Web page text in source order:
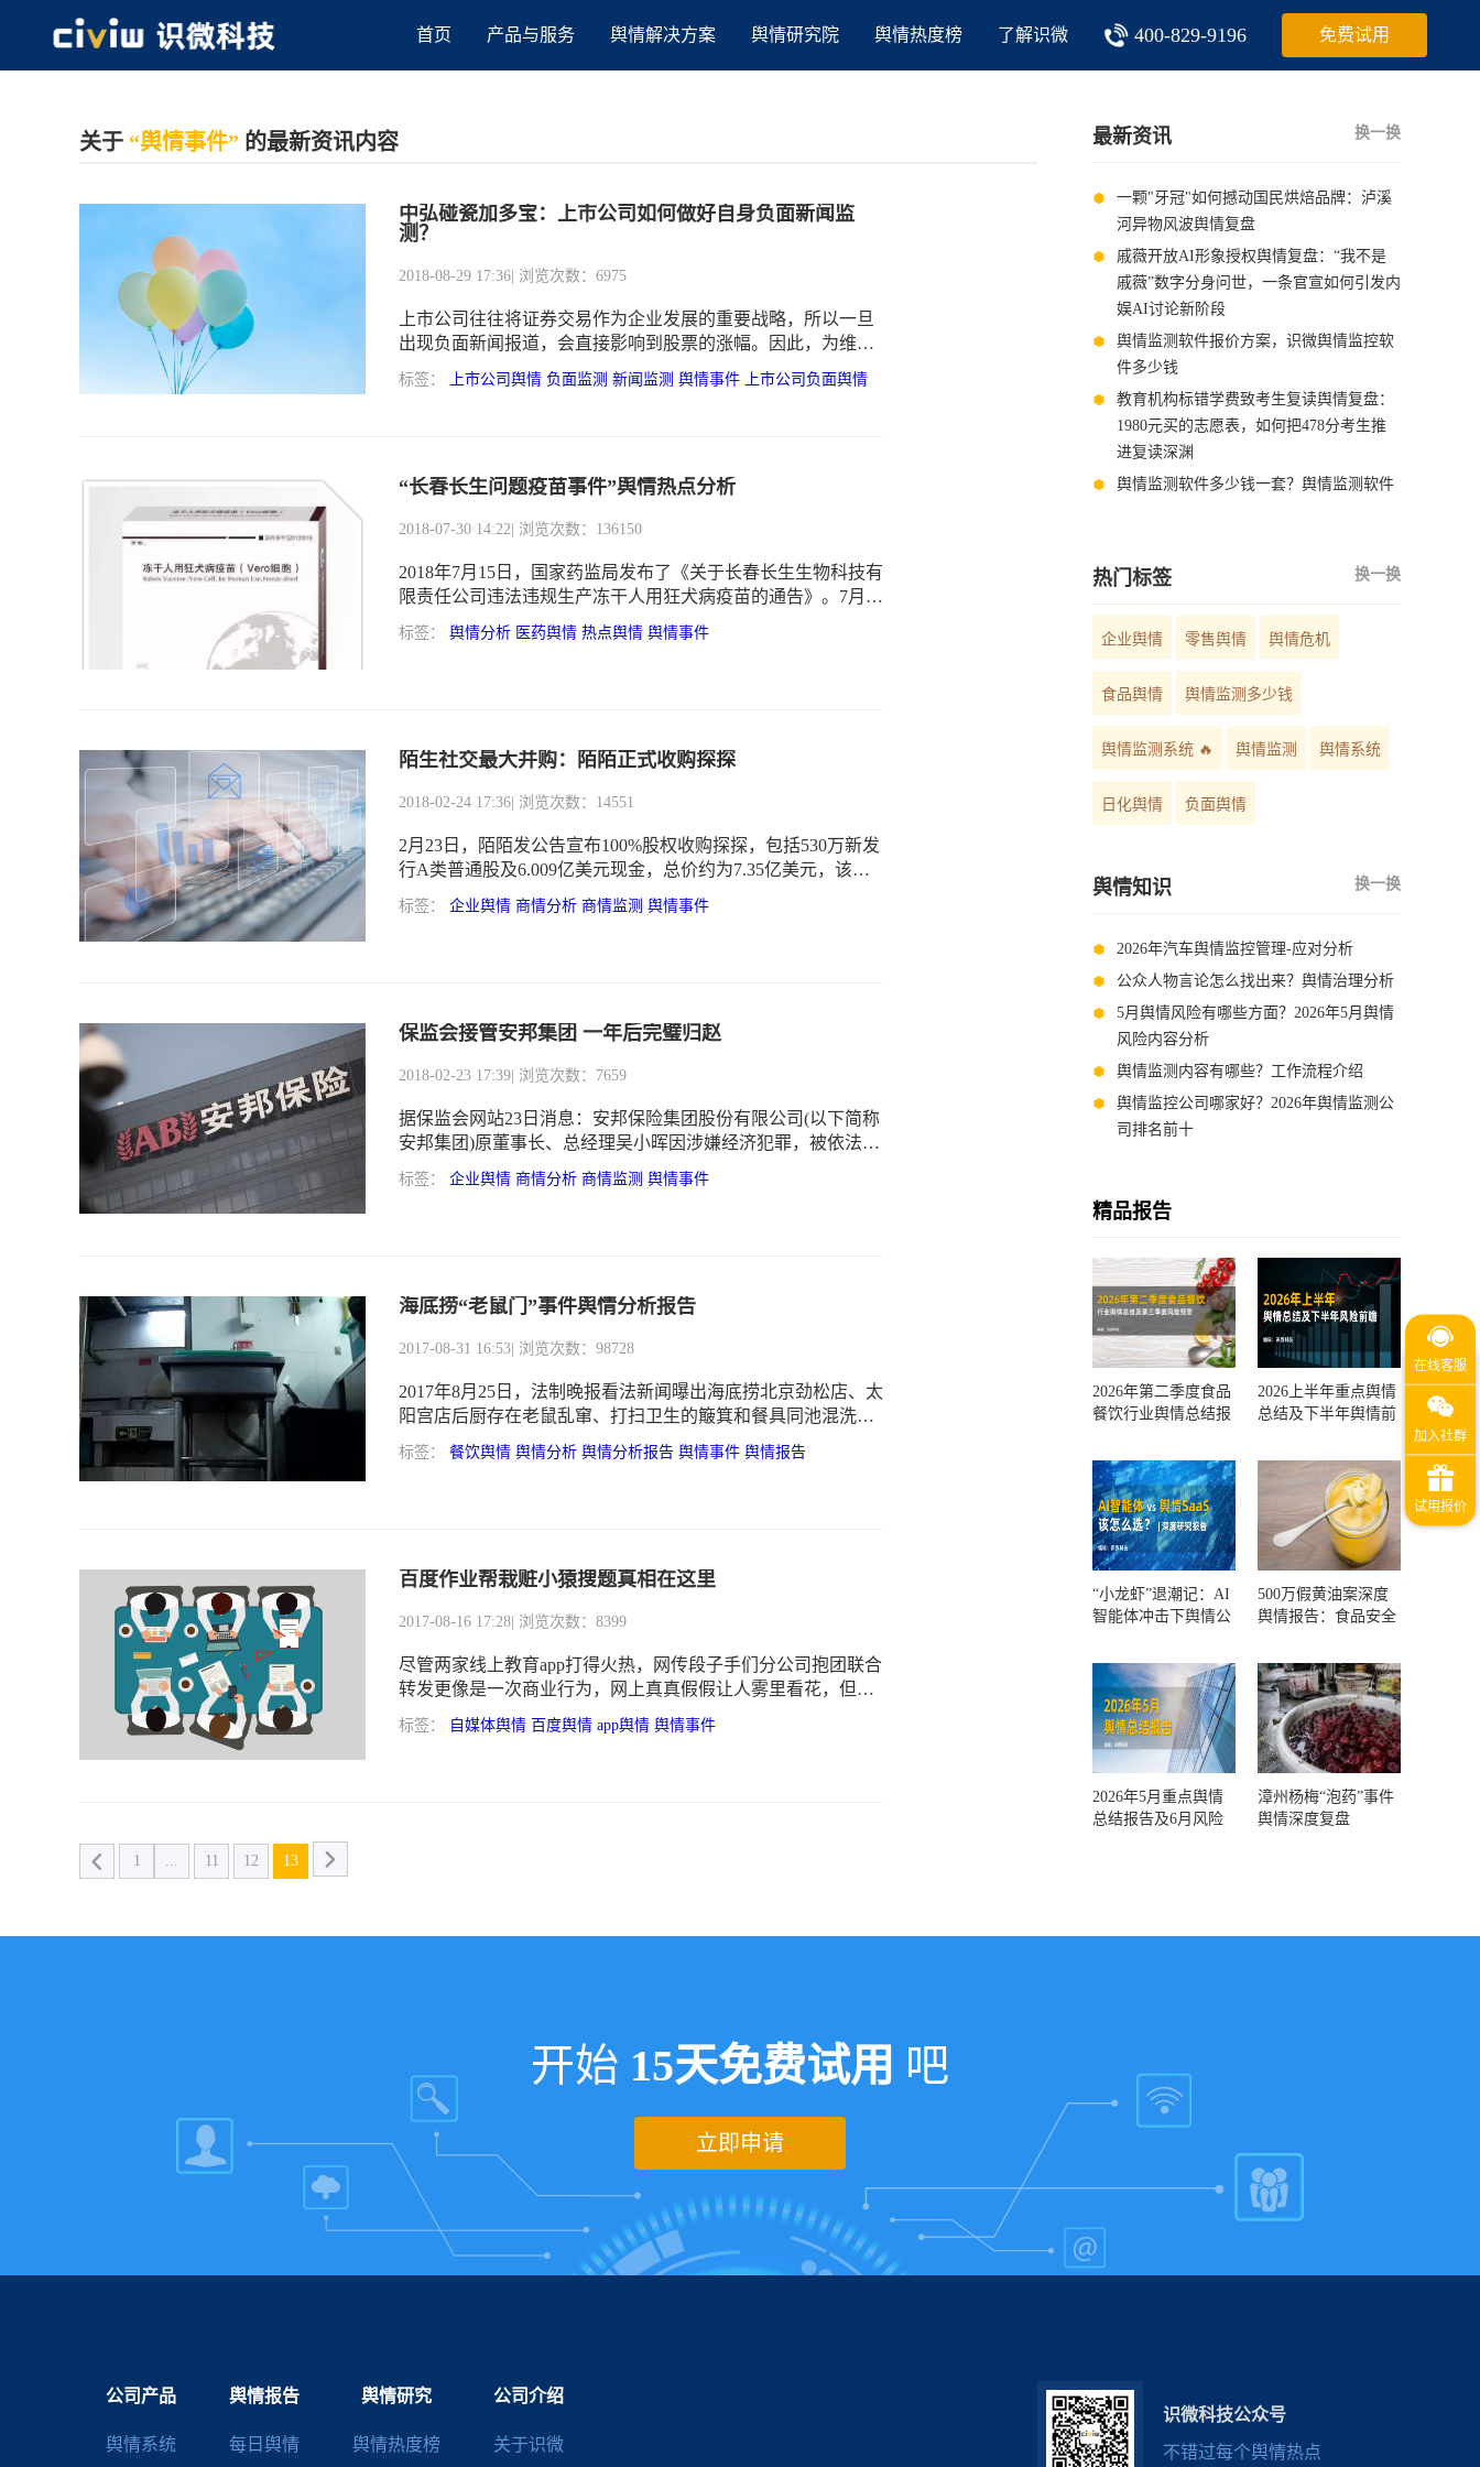
首页 产品与服务 舆情解决方案 舆情研究院 舆情热度榜 了解识微 400-829-9196 免费试用
关于 “舆情事件” 的最新资讯内容
中弘碰瓷加多宝：上市公司如何做好自身负面新闻监
测？
2018-08-29 17:36 | 浏览次数：6975
上市公司往往将证券交易作为企业发展的重要战略，所以一旦
出现负面新闻报道，会直接影响到股票的涨幅。因此，为维护
好上市公司声誉形象，就需做好自身负面新闻监测，有效预防
负面新闻报道的突发。
标签： 上市公司舆情 负面监测 新闻监测 舆情事件 上市公司负面舆情
“长春长生问题疫苗事件”舆情热点分析
2018-07-30 14:22 | 浏览次数：136150
2018年7月15日，国家药监局发布了《关于长春长生生物科技有
限责任公司违法违规生产冻干人用狂犬病疫苗的通告》。7月21
日，《疫苗之王》一文在网络上大范围传播，成为相关舆情的
爆点，网民对疫苗事件的关注度明显增加。随后，政府、媒体
标签： 舆情分析 医药舆情 热点舆情 舆情事件
陌生社交最大并购：陌陌正式收购探探
2018-02-24 17:36 | 浏览次数：14551
2月23日，陌陌发公告宣布100%股权收购探探，包括530万新发
行A类普通股及6.009亿美元现金，总价约为7.35亿美元，该交
易预计在2018第二季度结束。交易完成后，探探原团队将继续
独立运营产品和品牌。华兴资本作为这次交易的财务顾问。
标签： 企业舆情 商情分析 商情监测 舆情事件
保监会接管安邦集团 一年后完璧归赵
2018-02-23 17:39 | 浏览次数：7659
据保监会网站23日消息：安邦保险集团股份有限公司(以下简称
安邦集团)原董事长、总经理吴小晖因涉嫌经济犯罪，被依法提
起公诉。鉴于安邦集团存在违反法律法规的经营行为，可能严
重危及公司偿付能力，为保持安邦集团照常经营，保护保险消
标签： 企业舆情 商情分析 商情监测 舆情事件
海底捞“老鼠门”事件舆情分析报告
2017-08-31 16:53 | 浏览次数：98728
2017年8月25日，法制晚报看法新闻曝出海底捞北京劲松店、太
阳宫店后厨存在老鼠乱窜、打扫卫生的簸箕和餐具同池混洗、
用顾客使用的火锅漏勺掏下水道等卫生安全隐患问题，引发舆
论一片哗然。问题曝光后，海底捞的及时回应迎来史上最快的
标签： 餐饮舆情 舆情分析 舆情分析报告 舆情事件 舆情报告
百度作业帮栽赃小猿搜题真相在这里
2017-08-16 17:28 | 浏览次数：8399
尽管两家线上教育app打得火热，网传段子手们分公司抱团联合
转发更像是一次商业行为，网上真真假假让人雾里看花，但是
（敲黑板），数据是不会说谎的，接下来我们将通过数据来看
看真实情况是不是这样：
标签： 自媒体舆情 百度舆情 app舆情 舆情事件
1 ... 11 12 13
最新资讯 换一换
一颗"牙冠"如何撼动国民烘焙品牌：泸溪
河异物风波舆情复盘
戚薇开放AI形象授权舆情复盘：“我不是
戚薇”数字分身问世，一条官宣如何引发内
娱AI讨论新阶段
舆情监测软件报价方案，识微舆情监控软
件多少钱
教育机构标错学费致考生复读舆情复盘：
1980元买的志愿表，如何把478分考生推
进复读深渊
舆情监测软件多少钱一套？舆情监测软件
热门标签 换一换
企业舆情 零售舆情 舆情危机
食品舆情 舆情监测多少钱
舆情监测系统 🔥 舆情监测 舆情系统
日化舆情 负面舆情
舆情知识 换一换
2026年汽车舆情监控管理-应对分析
公众人物言论怎么找出来？舆情治理分析
5月舆情风险有哪些方面？2026年5月舆情
风险内容分析
舆情监测内容有哪些？工作流程介绍
舆情监控公司哪家好？2026年舆情监测公
司排名前十
精品报告
2026年第二季度食品
餐饮行业舆情总结报
测
2026上半年重点舆情
总结及下半年舆情前
“小龙虾”退潮记：AI
智能体冲击下舆情公
500万假黄油案深度
舆情报告：食品安全
一环？
2026年5月重点舆情
总结报告及6月风险
漳州杨梅“泡药”事件
舆情深度复盘
开始 15天免费试用 吧
立即申请
公司产品
舆情系统
舆情报告
每日舆情
舆情研究
舆情热度榜
公司介绍
关于识微
识微科技公众号
不错过每个舆情热点